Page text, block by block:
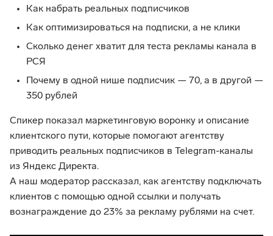
Как набрать реальных подписчиков
Как оптимизироваться на подписки, а не клики
Сколько денег хватит для теста рекламы канала в
РСЯ
Почему в одной нише подписчик — 70, а в другой —
350 рублей
Спикер показал маркетинговую воронку и описание
клиентского пути, которые помогают агентству
приводить реальных подписчиков в Telegram-каналы
из Яндекс Директа.
А наш модератор рассказал, как агентству подключать
клиентов с помощью одной ссылки и получать
вознаграждение до 23% за рекламу рублями на счет.